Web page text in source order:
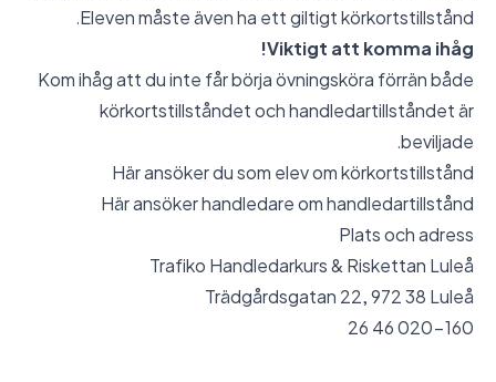
Eleven måste även ha ett giltigt körkortstillstånd.
Viktigt att komma ihåg!
Kom ihåg att du inte får börja övningsköra förrän både
körkortstillståndet och handledartillståndet är
beviljade.
Här ansöker du som elev om körkortstillstånd
Här ansöker handledare om handledartillstånd
Plats och adress
Trafiko Handledarkurs & Riskettan Luleå
Trädgårdsgatan 22, 972 38 Luleå
020-160 46 26